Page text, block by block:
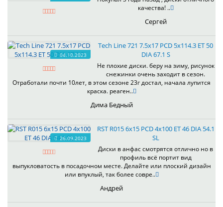
качества! ..
Сергей
04.10.2023
Tech Line 721 7.5x17 PCD 5x114.3 ET 50
DIA 67.1 S
Не плохие диски. беру на зиму, рисунок
снежинки очень заходит в сезон.
Отработали почти 10лет, в этом сезоне 23г достал, начала лупится
краска. реаген..
Дима Бедный
26.09.2023
RST R015 6x15 PCD 4x100 ET 46 DIA 54.1
SL
Диски в анфас смотрятся отлично но в
профиль всё портит вид
выпукловатость в посадочном месте. Делайте или плоский дизайн
или впуклый, так более совре..
Андрей